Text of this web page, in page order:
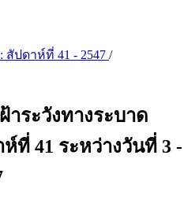
สัปดาห์ที่ 41 - 2547 /
าระวังทางระบาด
ที่ 41 ระหว่างวันที่ 3 -